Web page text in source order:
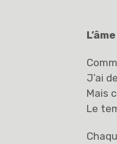
L’âme
J’ai
Mais
Le